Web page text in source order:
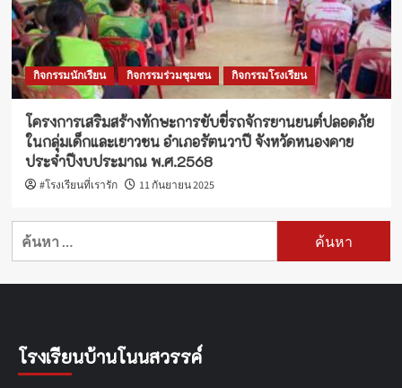
กิจกรรมนักเรียน กิจกรรมร่วมชุมชน กิจกรรมโรงเรียน
โครงการเสริมสร้างทักษะการขับขี่รถจักรยานยนต์ปลอดภัย
ในกลุ่มเด็กและเยาวชน อำเภอรัตนวาปี จังหวัดหนองคาย
ประจำปีงบประมาณ พ.ศ.2568
#โรงเรียนที่เรารัก 11 กันยายน 2025
ค้นหา
โรงเรียนบ้านโนนสวรรค์